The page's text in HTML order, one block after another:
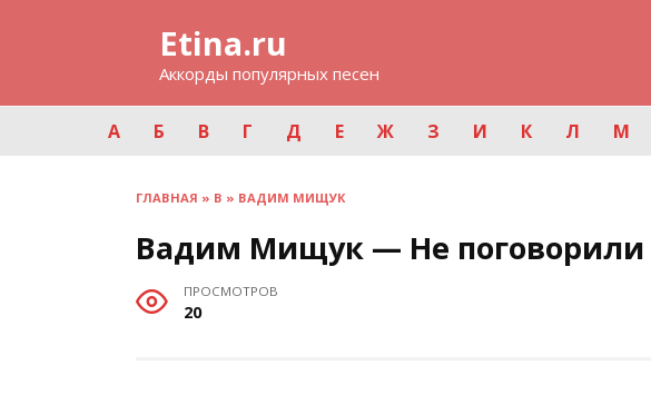
Etina.ru
Аккорды популярных песен
А Б В Г Д Е Ж З И К Л М
ГЛАВНАЯ » В » ВАДИМ МИЩУК
Вадим Мищук — Не поговорили
ПРОСМОТРОВ
20